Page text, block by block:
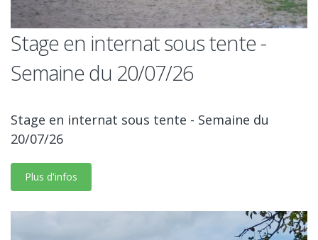
Stage en internat sous tente -
Semaine du 20/07/26
Stage en internat sous tente - Semaine du
20/07/26
Plus d'infos